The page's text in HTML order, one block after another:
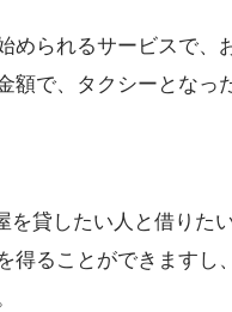
められるサービスで
で、タクシーとなっ
を貸したい人と借りた
得ることができます